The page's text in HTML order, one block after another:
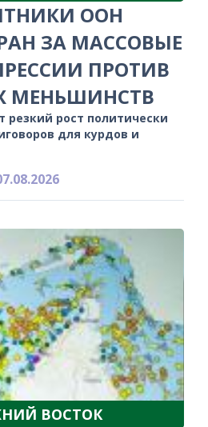
ООН
ЗА МАССОВЫЕ
ПРОТИВ
МЕНЬШИНСТВ
резкий рост политически
для курдов и
ВОСТОК